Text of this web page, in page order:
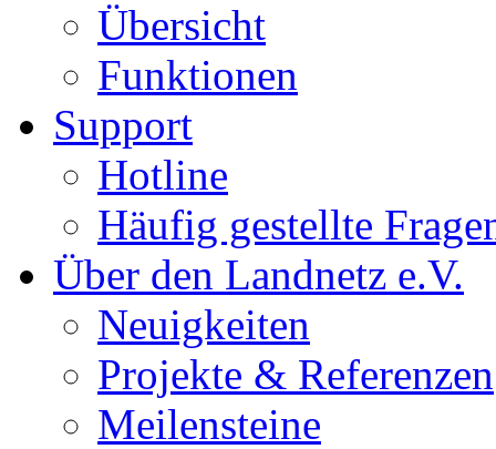
Übersicht
Funktionen
Support
Hotline
Häufig gestellte
Über den Landnetz e.V.
Neuigkeiten
Projekte & Referenzen
Meilensteine